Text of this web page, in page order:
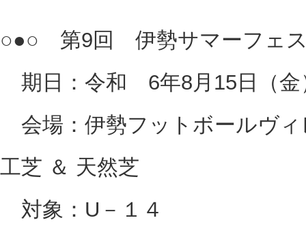
○●○ 第9回 伊勢サマーフェス
期日：令和 6年8月15日（金
会場：伊勢フットボールヴ
工芝 ＆ 天然芝
対象：U－１４